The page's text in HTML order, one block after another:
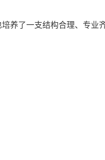
养了一支结构合理、专业